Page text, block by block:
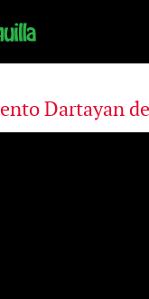
Dartayan